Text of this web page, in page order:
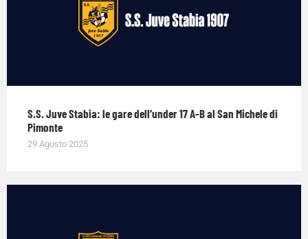
S.S. Juve Stabia: le gare dell’under 17 A-B al San Michele di
Pimonte
29 Agosto 2025